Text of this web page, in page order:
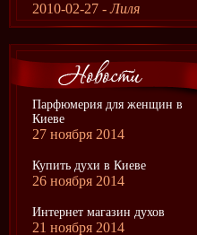
2010-02-27 -Лиля
Парфюмерия для женщин в
Киеве
27 ноября 2014
Купить духи в Киеве
26 ноября 2014
Интернет магазин духов
21 ноября 2014